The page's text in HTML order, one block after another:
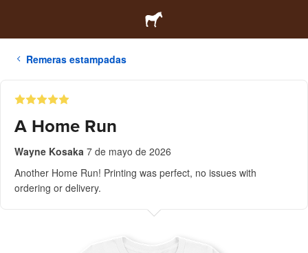
Remeras estampadas
A Home Run
Wayne Kosaka 7 de mayo de 2026
Another Home Run! Printing was perfect, no issues with
ordering or delivery.